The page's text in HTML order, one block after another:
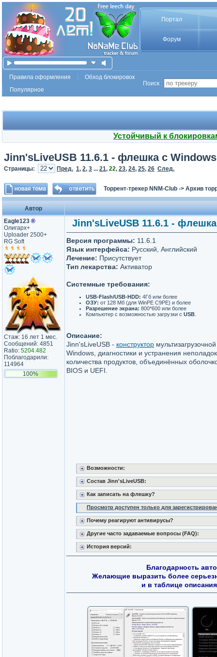
Портал
Форум
Правила оформления
Обход блокировок
Популярное
Поиск :
Устойчивый к
Jinn'sLiveUSB 11.6.1 - флешка с
Страницы: Пред. 1, 2, 3 ... 21, 22, 23, 24, 25, 26 След.
Торрент-трекер NNM-Club -> Архив
Автор
Eagle123 ®
Олигарх+
Uploader 2500+
RG Soft
Стаж: 16 лет 1 мес.
Сообщений: 4851
Ratio: 5204.482
Поблагодарили:
114964
100%
Jinn'sLiveUSB 11.6.1 -
Версия программы: 11.6.1
Язык интерфейса: Русский, Английский
Лечение: Присутствует
Тип лекарства: Активатор
Системные требования:
USB-Flash/USB-HDD: 4Гб или более
ОЗУ: от 128 Мб (для WinPE C9PE) и более
Разрешение экрана: 800*600 или более
Компьютер с возможностью загрузки с USB
Описание:
Jinn'sLiveUSB - конструктор
Windows, диагностики и устранения
количества продуктов, объединённых
BIOS и UEFI.
Возможности:
Состав Jinn'sLiveUSB:
Как записать на флешку?
Просмотр доступен только для
Почему реагируют антивирусы?
Другие часто задаваемые вопросы (FAQ):
История версий:
Благодарность
Желающие выразить более
и в таблице